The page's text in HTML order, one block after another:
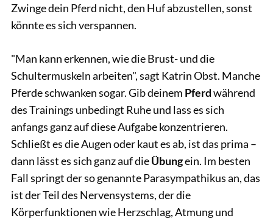
Zwinge dein Pferd nicht, den Huf abzustellen, sonst
könnte es sich verspannen.
"Man kann erkennen, wie die Brust- und die
Schultermuskeln arbeiten", sagt Katrin Obst. Manche
Pferde schwanken sogar. Gib deinem Pferdwährend
des Trainings unbedingt Ruhe und lass es sich
anfangs ganz auf diese Aufgabe konzentrieren.
Schließt es die Augen oder kaut es ab, ist das prima –
dann lässt es sich ganz auf dieÜbungein. Im besten
Fall springt der so genannte Parasympathikus an, das
ist der Teil des Nervensystems, der die
Körperfunktionen wie Herzschlag, Atmung und